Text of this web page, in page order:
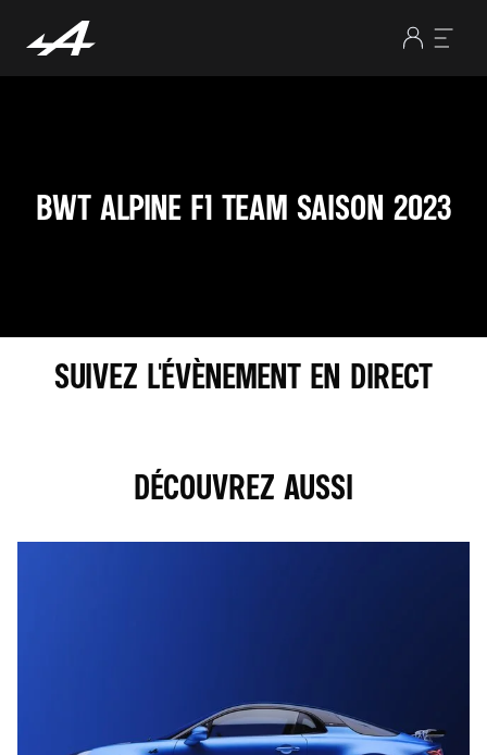
BWT ALPINE F1 TEAM SAISON 2023
SUIVEZ L'ÉVÈNEMENT EN DIRECT
HÉBERGÉES SUR SON SITE, AFIN DE PERSONNALISER LES ANNONCES. POUR
REGARDER CETTE VIDÉO, VOUS DEVEZ AUTORISER LES COOKIES SOCIAUX SUR
D'INFORMATIONS SUR LA POLITIQUE DE COOKIE YOUTUBE :
DÉCOUVREZ AUSSI